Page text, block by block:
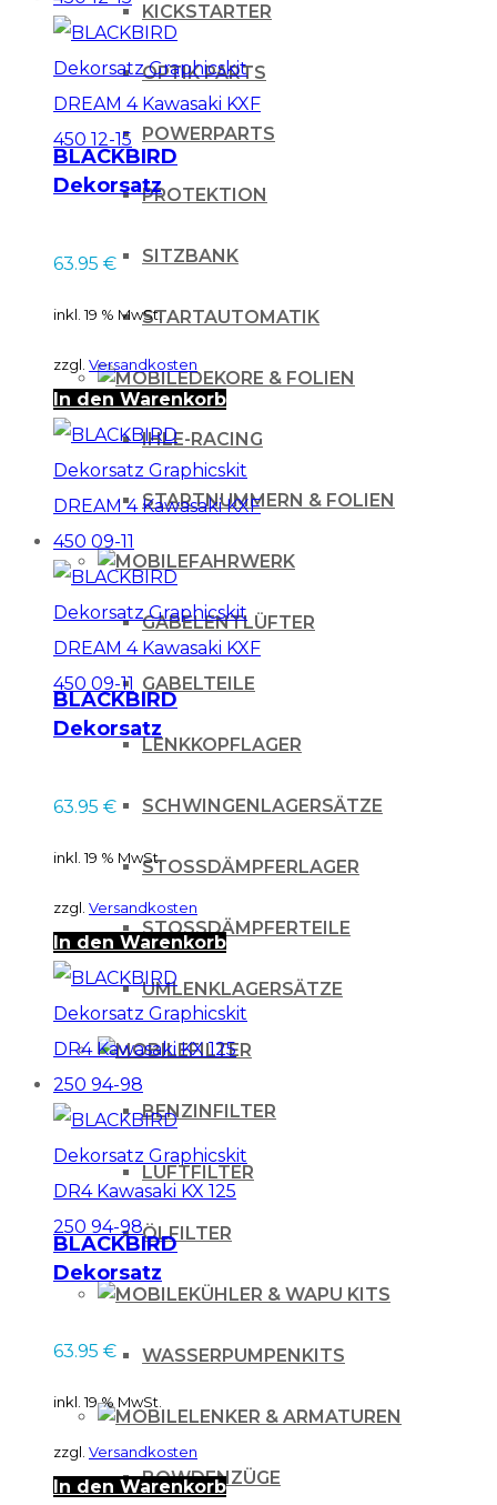
KICKSTARTER
OPTIK PARTS
POWERPARTS
PROTEKTION
SITZBANK
STARTAUTOMATIK
DEKORE & FOLIEN
IHLE-RACING
STARTNUMMERN & FOLIEN
FAHRWERK
GABELENTLÜFTER
GABELTEILE
LENKKOPFLAGER
SCHWINGENLAGERSÄTZE
STOSSDÄMPFERLAGER
STOSSDÄMPFERTEILE
UMLENKLAGERSÄTZE
FILTER
BENZINFILTER
LUFTFILTER
ÖLFILTER
KÜHLER & WAPU KITS
WASSERPUMPENKITS
LENKER & ARMATUREN
BOWDENZÜGE
BLACKBIRD
Dekorsatz
4 Kawasaki KXF 450
12-15
63.95 €
inkl. 19 % MwSt.
zzgl. Versandkosten
In den Warenkorb
BLACKBIRD
Dekorsatz
Graphicskit DREAM
09-11
63.95 €
inkl. 19 % MwSt.
zzgl. Versandkosten
In den Warenkorb
BLACKBIRD
Dekorsatz
Graphicskit DR4
94-98
63.95 €
inkl. 19 % MwSt.
zzgl. Versandkosten
In den Warenkorb